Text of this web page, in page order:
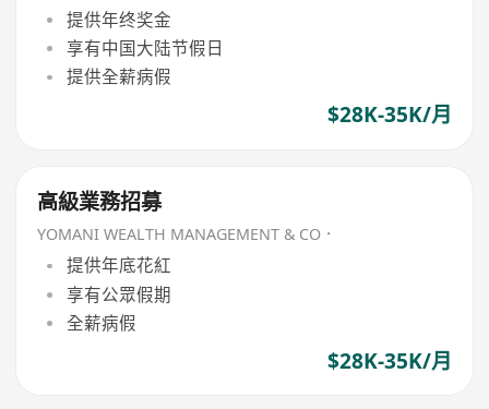
提供年终奖金
享有中国大陆节假日
提供全薪病假
$28K-35K/月
高級業務招募
YOMANI WEALTH MANAGEMENT & CO．
提供年底花紅
享有公眾假期
全薪病假
$28K-35K/月